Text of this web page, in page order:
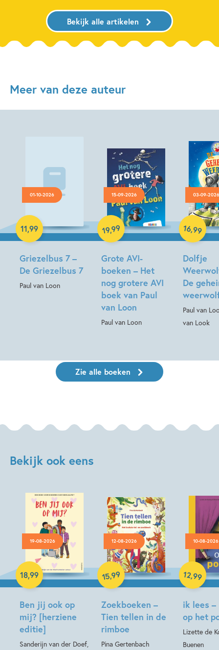
Bekijk alle artikelen
Meer van deze auteur
01-10-2026
Griezelbus 7 –
De Griezelbus 7
Paul van Loon
11,99
Luisterboek
15-09-2026
Grote AVI-
boeken – Het
nog grotere AVI
boek van Paul
van Loon
Paul van Loon
19,99
Hardcover
03-09-2026
Dolfje
De
Paul van
van Look
16,99
Hardcover
Zie alle boeken
Bekijk ook eens
19-08-2026
Ben jij ook op
mij? [herziene
editie]
Sanderijn van der Doef,
18,99
Hardcover
12-08-2026
Zoekboeken –
Tien tellen in de
rimboe
Pina Gertenbach
15,99
Hardcover
10-08-2026
ik lees –
op het
Lizette de
Buenen
12,99
Hardcover